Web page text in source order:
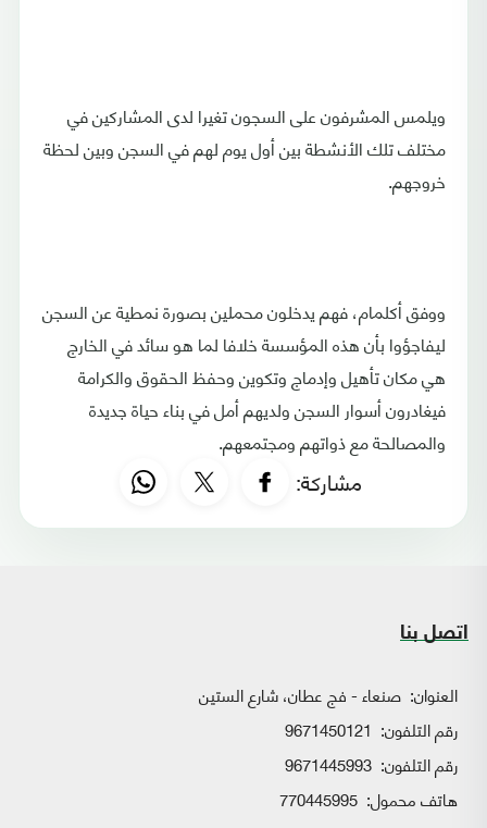
ويلمس المشرفون على السجون تغيرا لدى المشاركين في
مختلف تلك الأنشطة بين أول يوم لهم في السجن وبين لحظة
خروجهم.
ووفق أكلمام، فهم يدخلون محملين بصورة نمطية عن السجن
ليفاجؤوا بأن هذه المؤسسة خلافا لما هو سائد في الخارج
هي مكان تأهيل وإدماج وتكوين وحفظ الحقوق والكرامة
فيغادرون أسوار السجن ولديهم أمل في بناء حياة جديدة
والمصالحة مع ذواتهم ومجتمعهم.
مشاركة:
اتصل بنا
العنوان: صنعاء - فج عطان، شارع الستين
رقم التلفون: 9671450121
رقم التلفون: 9671445993
هاتف محمول: 770445995